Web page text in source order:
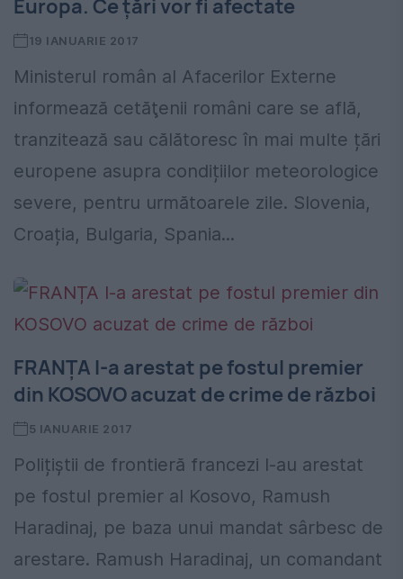
Europa. Ce țări vor fi afectate
19 IANUARIE 2017
Ministerul român al Afacerilor Externe
informează cetăţenii români care se află,
tranzitează sau călătoresc în mai multe țări
europene asupra condițiilor meteorologice
severe, pentru următoarele zile. Slovenia,
Croația, Bulgaria, Spania...
FRANȚA l-a arestat pe fostul premier
din KOSOVO acuzat de crime de război
5 IANUARIE 2017
Polițiștii de frontieră francezi l-au arestat
pe fostul premier al Kosovo, Ramush
Haradinaj, pe baza unui mandat sârbesc de
arestare. Ramush Haradinaj, un comandant